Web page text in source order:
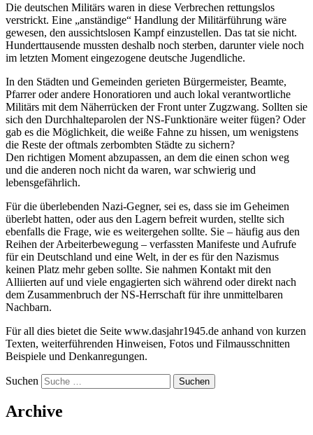
Die deutschen Militärs waren in diese Verbrechen rettungslos
verstrickt. Eine „anständige“ Handlung der Militärführung wäre
gewesen, den aussichtslosen Kampf einzustellen. Das tat sie nicht.
Hunderttausende mussten deshalb noch sterben, darunter viele noch
im letzten Moment eingezogene deutsche Jugendliche.
In den Städten und Gemeinden gerieten Bürgermeister, Beamte,
Pfarrer oder andere Honoratioren und auch lokal verantwortliche
Militärs mit dem Näherrücken der Front unter Zugzwang. Sollten sie
sich den Durchhalteparolen der NS-Funktionäre weiter fügen? Oder
gab es die Möglichkeit, die weiße Fahne zu hissen, um wenigstens
die Reste der oftmals zerbombten Städte zu sichern?
Den richtigen Moment abzupassen, an dem die einen schon weg
und die anderen noch nicht da waren, war schwierig und
lebensgefährlich.
Für die überlebenden Nazi-Gegner, sei es, dass sie im Geheimen
überlebt hatten, oder aus den Lagern befreit wurden, stellte sich
ebenfalls die Frage, wie es weitergehen sollte. Sie – häufig aus den
Reihen der Arbeiterbewegung – verfassten Manifeste und Aufrufe
für ein Deutschland und eine Welt, in der es für den Nazismus
keinen Platz mehr geben sollte. Sie nahmen Kontakt mit den
Alliierten auf und viele engagierten sich während oder direkt nach
dem Zusammenbruch der NS-Herrschaft für ihre unmittelbaren
Nachbarn.
Für all dies bietet die Seite www.dasjahr1945.de anhand von kurzen
Texten, weiterführenden Hinweisen, Fotos und Filmausschnitten
Beispiele und Denkanregungen.
Suchen
Archive